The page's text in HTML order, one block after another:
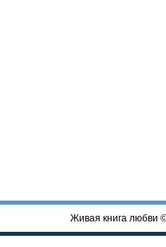
Живая книга любви